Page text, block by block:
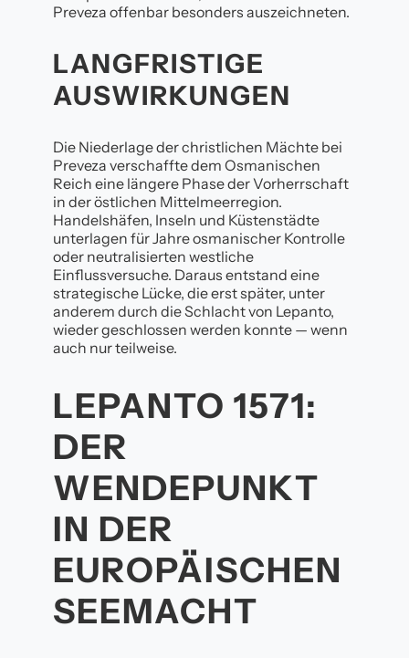
Preveza offenbar besonders auszeichneten.
LANGFRISTIGE
AUSWIRKUNGEN
Die Niederlage der christlichen Mächte bei
Preveza verschaffte dem Osmanischen
Reich eine längere Phase der Vorherrschaft
in der östlichen Mittelmeerregion.
Handelshäfen, Inseln und Küstenstädte
unterlagen für Jahre osmanischer Kontrolle
oder neutralisierten westliche
Einflussversuche. Daraus entstand eine
strategische Lücke, die erst später, unter
anderem durch die Schlacht von Lepanto,
wieder geschlossen werden konnte — wenn
auch nur teilweise.
LEPANTO 1571:
DER
WENDEPUNKT
IN DER
EUROPÄISCHEN
SEEMACHT